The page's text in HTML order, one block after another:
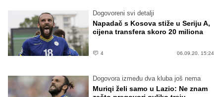
Dogovoreni svi detalji
Napadač s Kosova stiže u Seriju A,
cijena transfera skoro 20 miliona
4 06.09.20. 15:24
Dogovora između dva kluba još nema
Muriqi želi samo u Lazio: Ne znam